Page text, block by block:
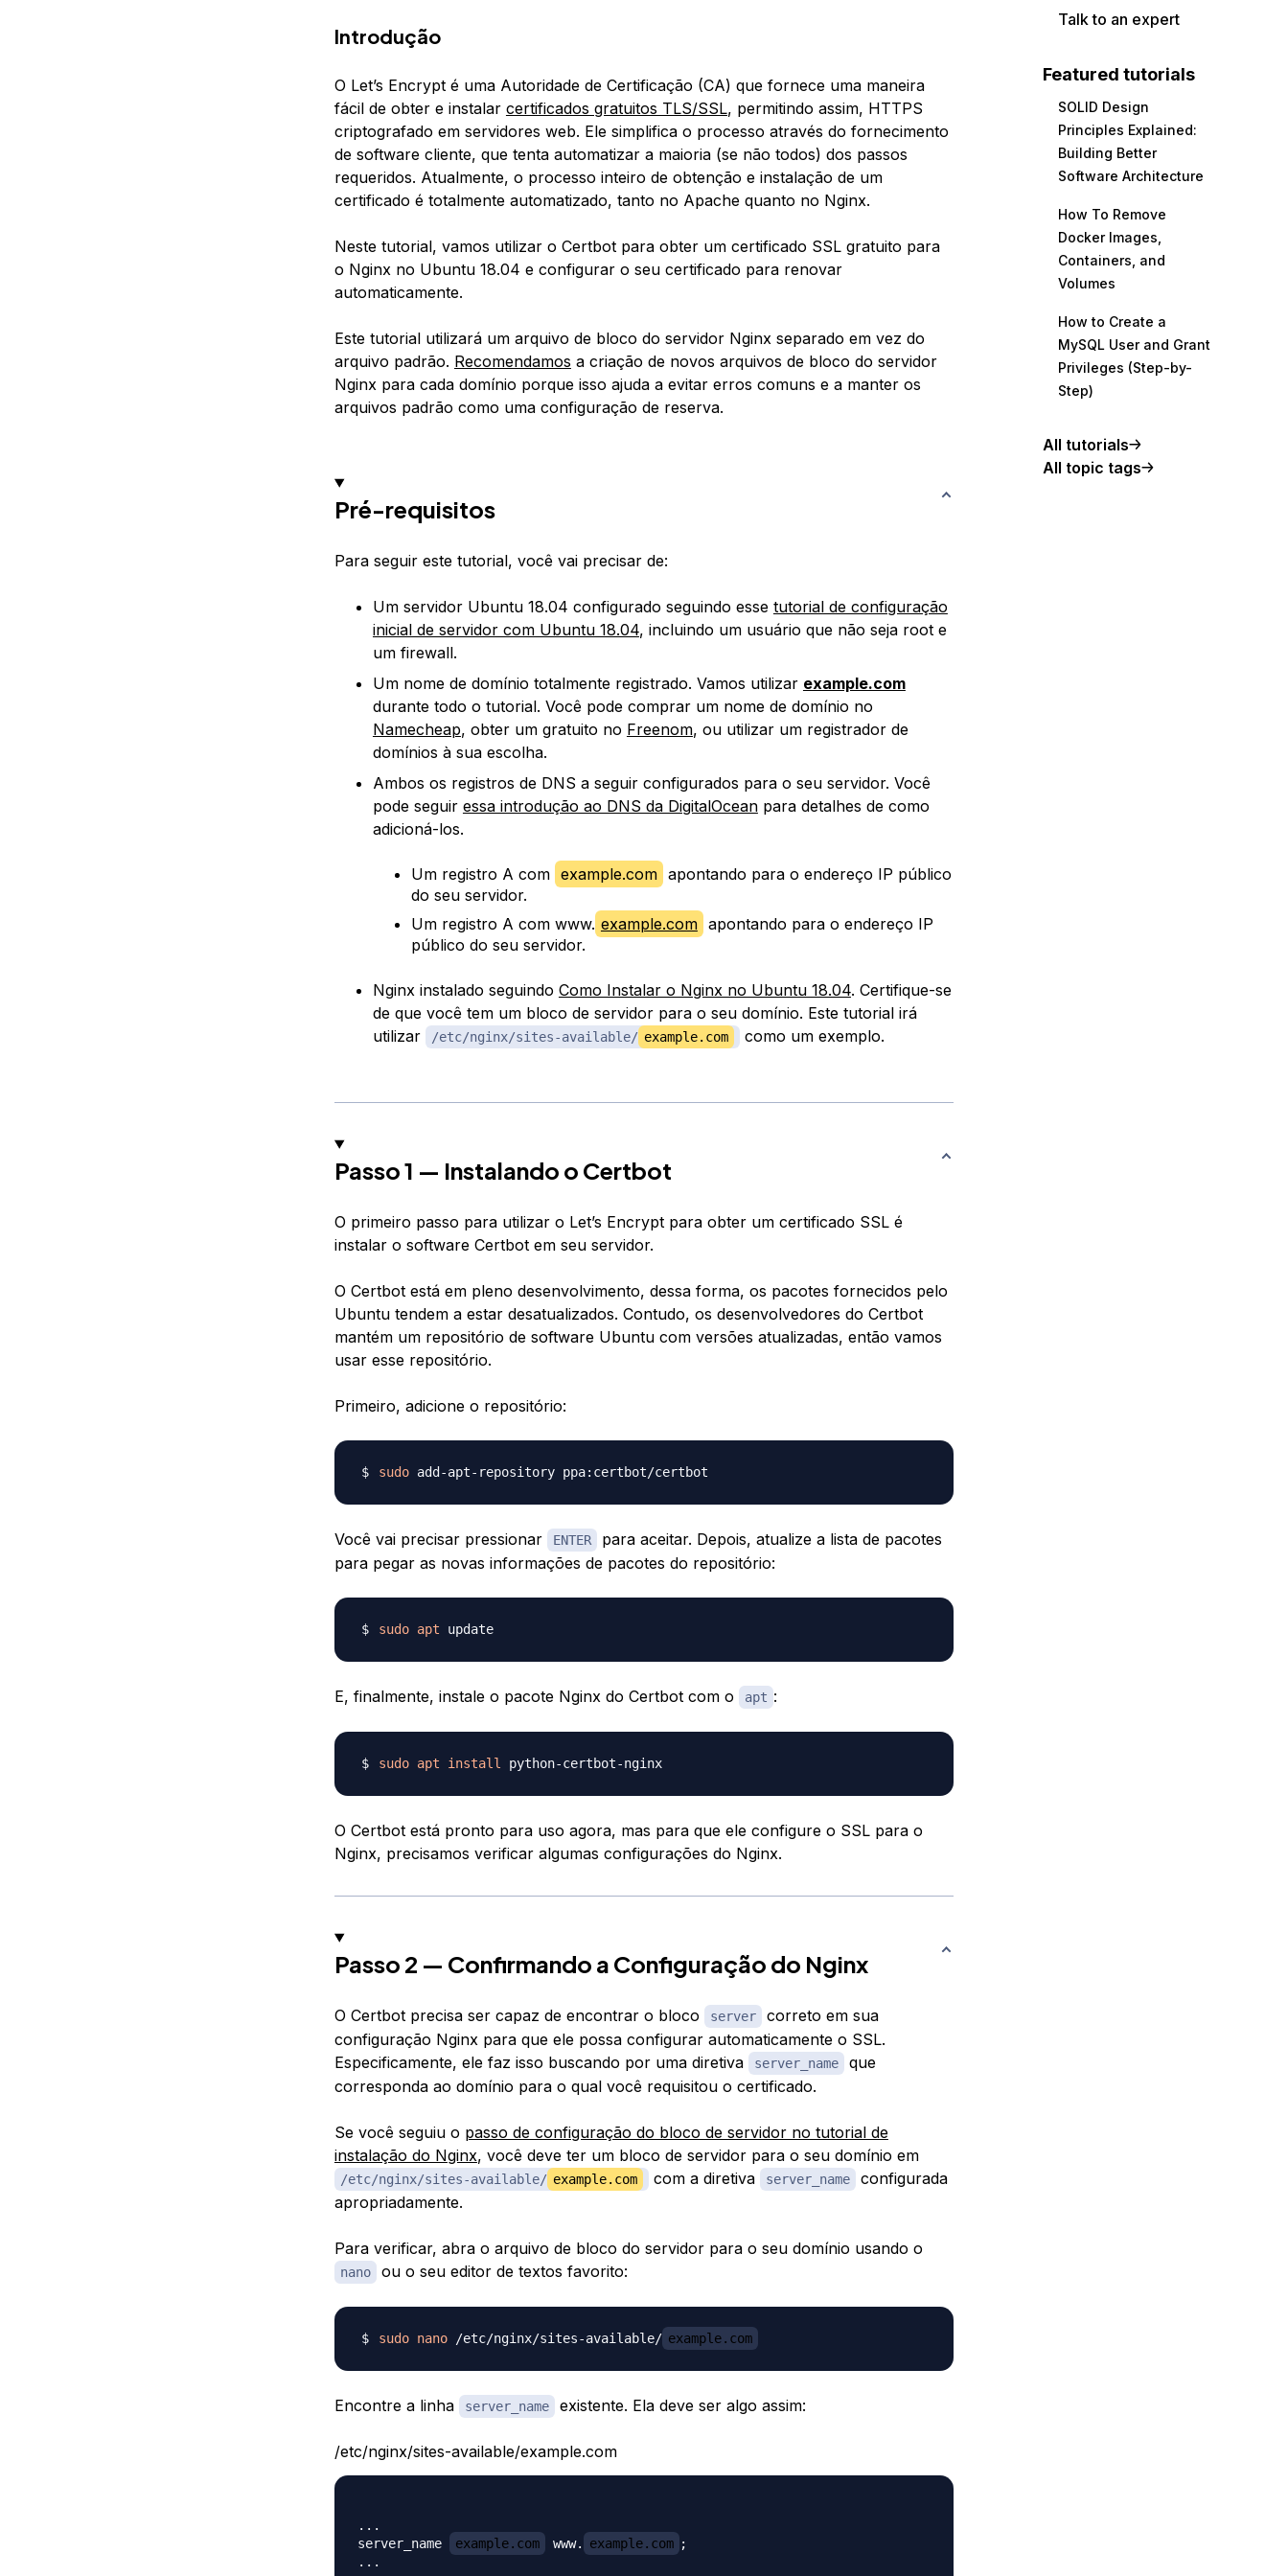
Introdução
O Let’s Encrypt é uma Autoridade de Certificação (CA) que fornece uma maneira
fácil de obter e instalar certificados gratuitos TLS/SSL, permitindo assim, HTTPS
criptografado em servidores web. Ele simplifica o processo através do fornecimento
de software cliente, que tenta automatizar a maioria (se não todos) dos passos
requeridos. Atualmente, o processo inteiro de obtenção e instalação de um
certificado é totalmente automatizado, tanto no Apache quanto no Nginx.
Neste tutorial, vamos utilizar o Certbot para obter um certificado SSL gratuito para
o Nginx no Ubuntu 18.04 e configurar o seu certificado para renovar
automaticamente.
Este tutorial utilizará um arquivo de bloco do servidor Nginx separado em vez do
arquivo padrão. Recomendamos a criação de novos arquivos de bloco do servidor
Nginx para cada domínio porque isso ajuda a evitar erros comuns e a manter os
arquivos padrão como uma configuração de reserva.
Pré-requisitos
Para seguir este tutorial, você vai precisar de:
Um servidor Ubuntu 18.04 configurado seguindo esse tutorial de configuração
inicial de servidor com Ubuntu 18.04, incluindo um usuário que não seja root e
um firewall.
Um nome de domínio totalmente registrado. Vamos utilizar example.com
durante todo o tutorial. Você pode comprar um nome de domínio no
Namecheap, obter um gratuito no Freenom, ou utilizar um registrador de
domínios à sua escolha.
Ambos os registros de DNS a seguir configurados para o seu servidor. Você
pode seguir essa introdução ao DNS da DigitalOceanpara detalhes de como
adicioná-los.
Um registro A com example.com apontando para o endereço IP público
do seu servidor.
Um registro A com www. example.com apontando para o endereço IP
público do seu servidor.
Nginx instalado seguindo Como Instalar o Nginx no Ubuntu 18.04. Certifique-se
de que você tem um bloco de servidor para o seu domínio. Este tutorial irá
utilizar
/etc/nginx/sites-available/ example.com como um exemplo.
Passo 1 — Instalando o Certbot
O primeiro passo para utilizar o Let’s Encrypt para obter um certificado SSL é
instalar o software Certbot em seu servidor.
O Certbot está em pleno desenvolvimento, dessa forma, os pacotes fornecidos pelo
Ubuntu tendem a estar desatualizados. Contudo, os desenvolvedores do Certbot
mantém um repositório de software Ubuntu com versões atualizadas, então vamos
usar esse repositório.
Primeiro, adicione o repositório:
sudo
Você vai precisar pressionar ENTER
para aceitar. Depois, atualize a lista de pacotes
para pegar as novas informações de pacotes do repositório:
sudo apt update
E, finalmente, instale o pacote Nginx do Certbot com o apt :
sudo apt install python-certbot-nginx
O Certbot está pronto para uso agora, mas para que ele configure o SSL para o
Nginx, precisamos verificar algumas configurações do Nginx.
Passo 2 — Confirmando a Configuração do Nginx
O Certbot precisa ser capaz de encontrar o bloco server
correto em sua
configuração Nginx para que ele possa configurar automaticamente o SSL.
Especificamente, ele faz isso buscando por uma diretiva
server_name
que
corresponda ao domínio para o qual você requisitou o certificado.
Se você seguiu o passo de configuração do bloco de servidor no tutorial de
instalação do Nginx, você deve ter um bloco de servidor para o seu domínio em
/etc/nginx/sites-available/ example.com com a diretiva server_name
configurada
apropriadamente.
Para verificar, abra o arquivo de bloco do servidor para o seu domínio usando o
nano ou o seu editor de textos favorito:
sudo nano /etc/nginx/sites-available/ example.com
Encontre a linha server_name existente. Ela deve ser algo assim:
/etc/nginx/sites-available/example.com
...
server_name
example.com www. example.com ;
...
Talk to an expert
Featured tutorials
SOLID Design
Principles Explained:
Building Better
Software Architecture
How To Remove
Docker Images,
Containers, and
Volumes
How to Create a
MySQL User and Grant
Privileges (Step-by-
Step)
All tutorials
All topic tags